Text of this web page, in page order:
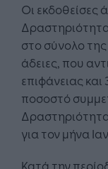
Οι εκδοθείσες
στο σύνολο
άδειες, που
επιφάνειας και
ποσοστό
για τον μήνα
Κατά την